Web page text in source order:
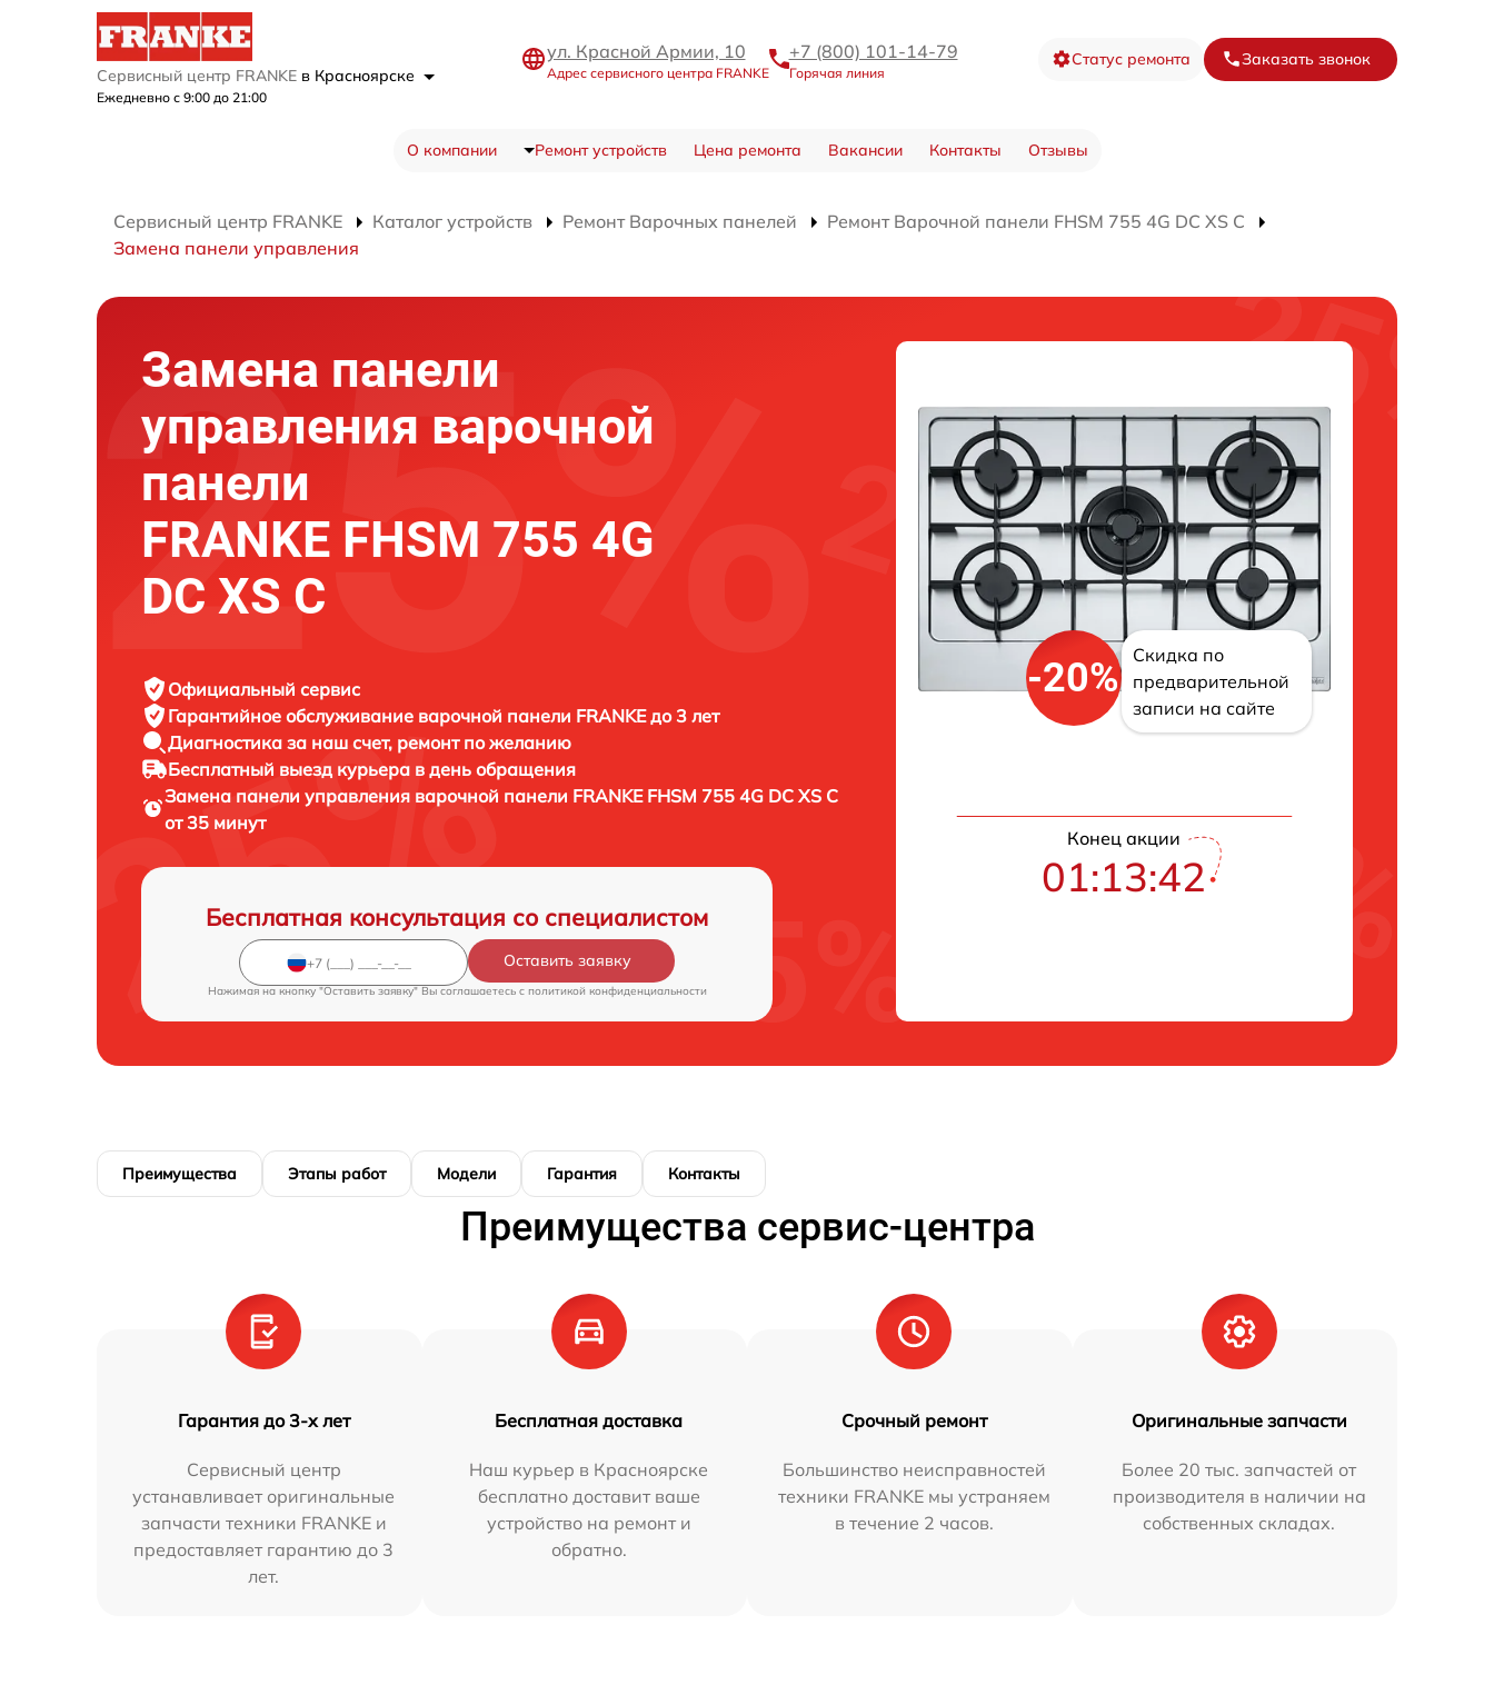
Сервисный центр FRANKE в Красноярске
Ежедневно с 9:00 до 21:00
ул. Красной Армии, 10
Адрес сервисного центра FRANKE
+7 (800) 101-14-79
Горячая линия
Статус ремонта Заказать звонок
О компании Ремонт устройств Цена ремонта Вакансии Контакты Отзывы
Сервисный центр FRANKE Каталог устройств Ремонт Варочных панелей
Ремонт Варочной панели FHSM 755 4G DC XS C
Замена панели управления
Замена панели
управления варочной
панели
FRANKE FHSM 755 4G
DC XS C
Официальный сервис
Гарантийное обслуживание варочной панели FRANKE до 3 лет
Диагностика за наш счет, ремонт по желанию
Бесплатный выезд курьера в день обращения
Замена панели управления варочной панели FRANKE FHSM 755 4G DC XS C
от 35 минут
Бесплатная консультация со специалистом
Оставить заявку
Нажимая на кнопку "Оставить заявку" Вы соглашаетесь c политикой конфиденциальности
-20%
Скидка по
предварительной
записи на сайте
Конец акции
01:13:41
Преимущества Этапы работ Модели Гарантия Контакты
Преимущества сервис-центра
Гарантия до 3-х лет
Сервисный центр
устанавливает оригинальные
запчасти техники FRANKE и
предоставляет гарантию до 3
лет.
Бесплатная доставка
Наш курьер в Красноярске
бесплатно доставит ваше
устройство на ремонт и
обратно.
Срочный ремонт
Большинство неисправностей
техники FRANKE мы устраняем
в течение 2 часов.
Оригинальные запчасти
Более 20 тыс. запчастей от
производителя в наличии на
собственных складах.